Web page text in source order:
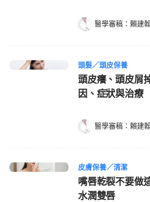
醫學審稿： 賴建
頭髮／頭皮保養
頭皮癢、頭皮屑
因、症狀與治療
醫學審稿： 賴建
皮膚保養／清潔
嘴唇乾裂不要做
水潤雙唇